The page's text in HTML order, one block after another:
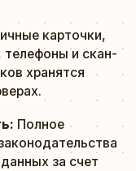
карточки,
и скан-
хранятся
Полное
за счет